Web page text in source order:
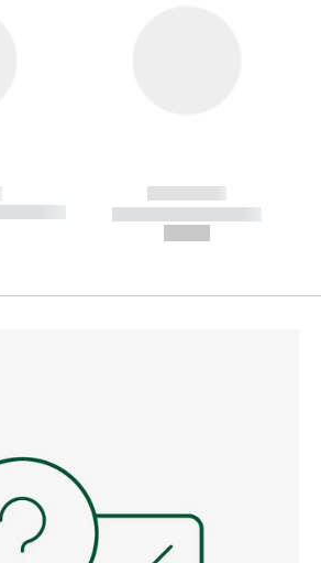
--------
------------
----------- -----------